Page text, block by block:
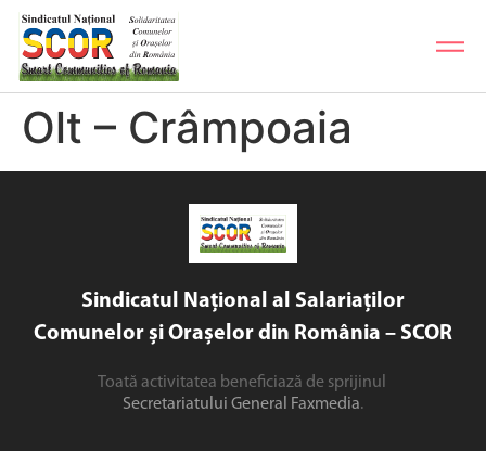
Olt – Crâmpoaia
Sindicatul Național al Salariaților
Comunelor și Orașelor din România – SCOR
Toată activitatea beneficiază de sprijinul
Secretariatului General Faxmedia.